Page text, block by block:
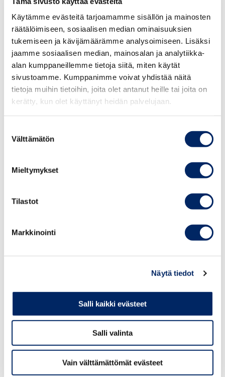
Käytämme evästeitä tarjoamamme sisällön ja mainosten
räätälöimiseen, sosiaalisen median ominaisuuksien
tukemiseen ja kävijämäärämme analysoimiseen. Lisäksi
jaamme sosiaalisen median, mainosalan ja analytiikka-
alan kumppaneillemme tietoja siitä, miten käytät
sivustoamme. Kumppanimme voivat yhdistää näitä
tietoja muihin tietoihin, joita olet antanut heille tai joita on
kerätty, kun olet käyttänyt heidän palvelujaan.
valinta
Välttämätön
Mieltymykset
Tilastot
Markkinointi
Näytä tiedot
Salli kaikki evästeet
Salli valinta
Vain välttämättömät evästeet
Mainoksessa on pyritty humoristiseen ilmaisuun.
Mainoksessa ei esitetä naista alantavalla tai halventavalla
tavalla. Naisia ei ole esitetty sellaisissa kuvakulmissa tai
asennoissa, jotka tekisivät naisista seksiobjekteja.
Naisten pukeutuminen ei ole huomiota herättävää, vaan
se sopii mainoksen ympäristöön. Kevyesti pukeutuneet
naiset näkyvät mainoksessa hyvin lyhyissä ja
mainoksen karikatyyristä ja mielikuvituksellista
iloista ja humoristista eikä naisia ole esitetty
seksiobjekteina, asiattomasti katseenvangitsijoina tai
muutoinkaan alentavalla tavalla. Myös miehen rooli ja
käytös mainoksessa on hillittyä. Miestä ei ole esitetty
ohjelmien yhteyteen, joiden katsojakohderyhmänä ovat
18–29-vuotiaat. Mainoksen ajoitus on ollut omiaan
Mainonnan eettisen neuvoston lausunto
Mainonnan kansainvälisten perussääntöjen 4 artiklan 1
kohdan mukaan mainoksessa ei saa suvaita sukupuoleen
perustuvaa syrjintää.